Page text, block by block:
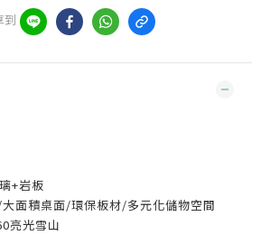
到
+岩板
面積桌面/環保板材/多元化儲物空間
亮光雪山